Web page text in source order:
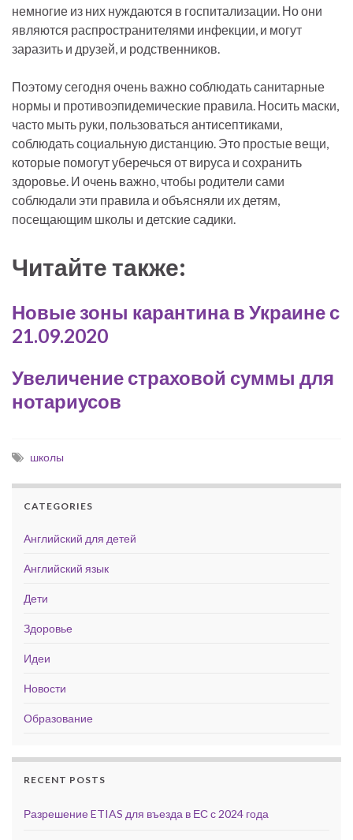
немногие из них нуждаются в госпитализации. Но они
являются распространителями инфекции, и могут
заразить и друзей, и родственников.
Поэтому сегодня очень важно соблюдать санитарные
нормы и противоэпидемические правила. Носить маски,
часто мыть руки, пользоваться антисептиками,
соблюдать социальную дистанцию. Это простые вещи,
которые помогут уберечься от вируса и сохранить
здоровье. И очень важно, чтобы родители сами
соблюдали эти правила и объясняли их детям,
посещающим школы и детские садики.
Читайте также:
Новые зоны карантина в Украине с
21.09.2020
Увеличение страховой суммы для
нотариусов
школы
CATEGORIES
Английский для детей
Английский язык
Дети
Здоровье
Идеи
Новости
Образование
RECENT POSTS
Разрешение ETIAS для въезда в ЕС с 2024 года